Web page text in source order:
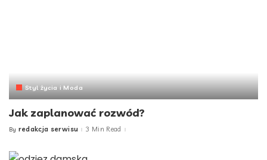
Styl życia i Moda
Jak zaplanować rozwód?
Posted
By redakcja serwisu 3 Min Read